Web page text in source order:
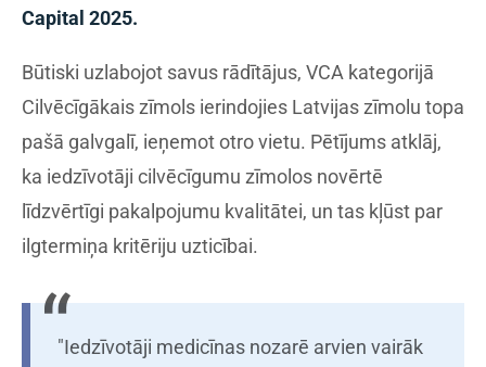
Capital 2025.
Būtiski uzlabojot savus rādītājus, VCA kategorijā
Cilvēcīgākais zīmols ierindojies Latvijas zīmolu topa
pašā galvgalī, ieņemot otro vietu. Pētījums atklāj,
ka iedzīvotāji cilvēcīgumu zīmolos novērtē
līdzvērtīgi pakalpojumu kvalitātei, un tas kļūst par
ilgtermiņa kritēriju uzticībai.
"Iedzīvotāji medicīnas nozarē arvien vairāk